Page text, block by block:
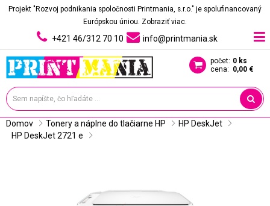
Projekt "Rozvoj podnikania spoločnosti Printmania, s.r.o." je spolufinancovaný
Európskou úniou. Zobraziť viac.
+421 46/312 70 10 info@printmania.sk
počet: 0 ks
cena: 0,00 €
Domov Tonery a náplne do tlačiarne HP
HP DeskJet
HP DeskJet 2721 e